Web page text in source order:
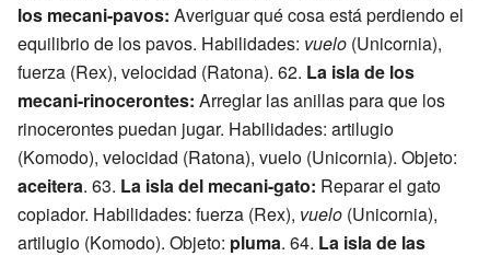
los mecani-pavos: Averiguar qué cosa está perdiendo el
equilibrio de los pavos. Habilidades: vuelo (Unicornia),
fuerza (Rex), velocidad (Ratona). 62. La isla de los
mecani-rinocerontes: Arreglar las anillas para que los
rinocerontes puedan jugar. Habilidades: artilugio
(Komodo), velocidad (Ratona), vuelo (Unicornia). Objeto:
aceitera. 63. La isla del mecani-gato: Reparar el gato
copiador. Habilidades: fuerza (Rex), vuelo (Unicornia),
artilugio (Komodo). Objeto: pluma. 64. La isla de las